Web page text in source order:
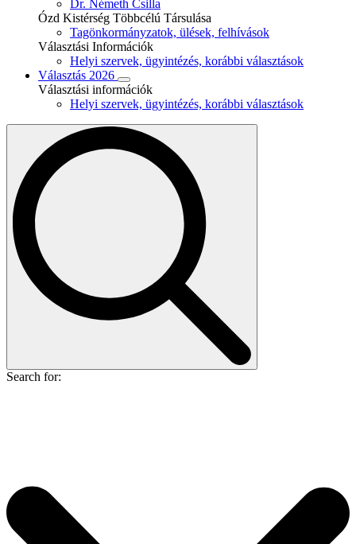
Dr. Németh Csilla
Ózd Kistérség Többcélú Társulása
Tagönkormányzatok, ülések, felhívások
Választási Információk
Helyi szervek, ügyintézés, korábbi választások
Választás 2026
Választási információk
Helyi szervek, ügyintézés, korábbi választások
Search for: